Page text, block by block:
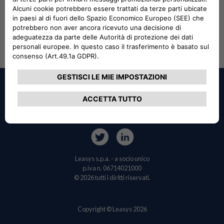
Login
Come Funziona
Non perderti nessun
Leasys s.p.a. - a socio unico
p.iva n. 06714021000
© 2026 tutti i diritti riservati.
Copyright © Leasys 2026